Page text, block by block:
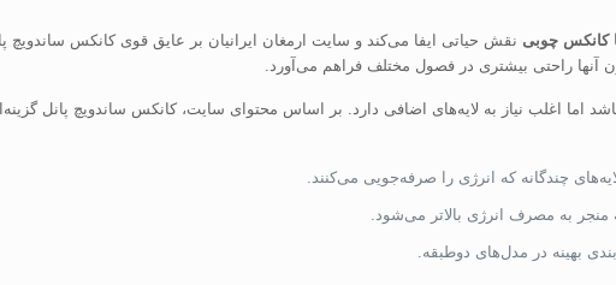
کانکس چوبی نقش حیاتی ایفا می‌کند و سایت ارمغان ایرانیان بر عایق قوی کانکس ساندویچ
راحتی بیشتری در فصول مختلف فراهم می‌آورد.
اغلب نیاز به لایه‌های اضافی دارد. بر اساس محتوای سایت، کانکس ساندویچ پانل
چندگانه که انرژی را صرفه‌جویی می‌کنند.
به مصرف انرژی بالاتر می‌شود.
بهینه در مدل‌های دوطبقه.